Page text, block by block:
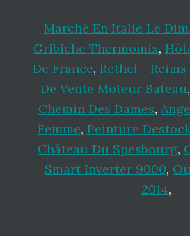
Marché En Italie Le
Gribiche Thermomix,
De France, Rethel -
De Vente Moteur Bateau,
Chemin Des Dames,
Femme, Peinture
Château Du Spesbourg,
Smart Inverter 9000,
2014,